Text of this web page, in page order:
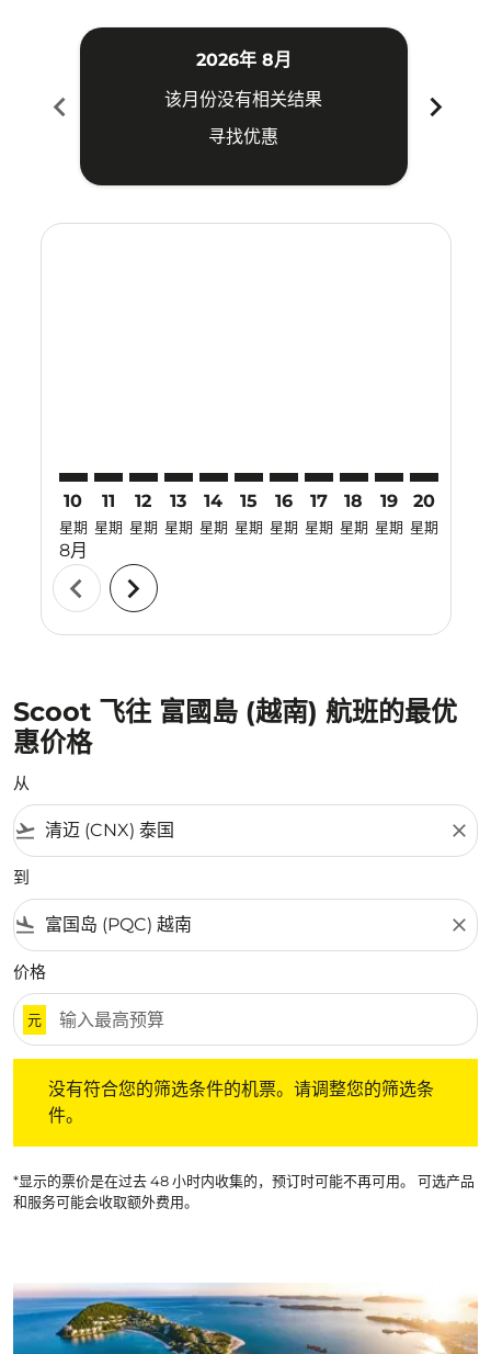
chevron_left
2026年 8月
该月份没有相关结果
寻找优惠
chevron_right
10
星期
8月
11
星期
12
星期
13
星期
14
星期
15
星期
16
星期
17
星期
18
星期
19
星期
20
星期
chevron_left chevron_right
Scoot 飞往 富國島 (越南) 航班的最优
惠价格
从
flight_takeoff close
到
flight_land close
价格
元
没有符合您的筛选条件的机票。请调整您的筛选条
件。
*显示的票价是在过去 48 小时内收集的，预订时可能不再可用。 可选产品
和服务可能会收取额外费用。